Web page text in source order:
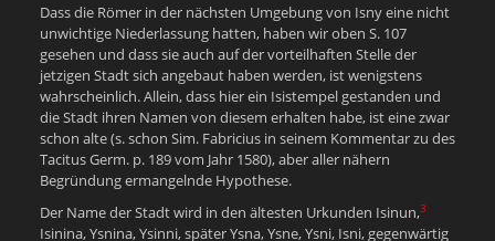
Dass die Römer in der nächsten Umgebung von Isny eine nicht
unwichtige Niederlassung hatten, haben wir oben S. 107
gesehen und dass sie auch auf der vorteilhaften Stelle der
jetzigen Stadt sich angebaut haben werden, ist wenigstens
wahrscheinlich. Allein, dass hier ein Isistempel gestanden und
die Stadt ihren Namen von diesem erhalten habe, ist eine zwar
schon alte (s. schon Sim. Fabricius in seinem Kommentar zu des
Tacitus Germ. p. 189 vom Jahr 1580), aber aller nähern
Begründung ermangelnde Hypothese.
Der Name der Stadt wird in den ältesten Urkunden Isinun,3
Isinina, Ysnina, Ysinni, später Ysna, Ysne, Ysni, Isni, gegenwärtig